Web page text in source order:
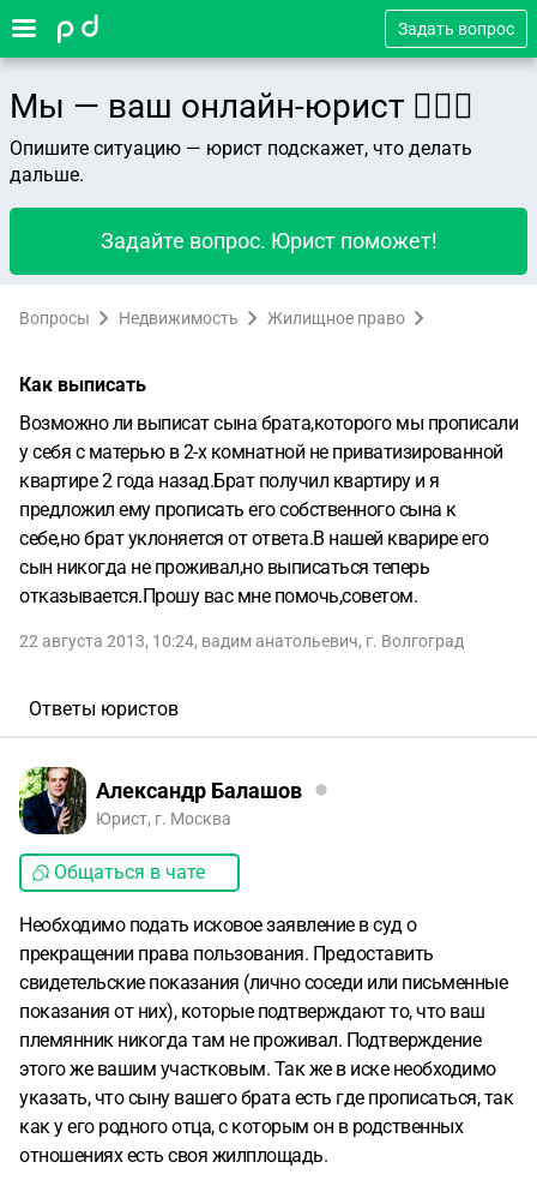
Задать вопрос
Мы — ваш онлайн-юрист 👨🏻‍⚖️
Опишите ситуацию — юрист подскажет, что делать
дальше.
Задайте вопрос. Юрист поможет!
Вопросы Недвижимость Жилищное право
Как выписать
Возможно ли выписат сына брата,которого мы прописали
у себя с матерью в 2-х комнатной не приватизированной
квартире 2 года назад.Брат получил квартиру и я
предложил ему прописать его собственного сына к
себе,но брат уклоняется от ответа.В нашей кварире его
сын никогда не проживал,но выписаться теперь
отказывается.Прошу вас мне помочь,советом.
22 августа 2013, 10:24, вадим анатольевич, г. Волгоград
Ответы юристов
Александр Балашов
Юрист, г. Москва
Общаться в чате
Необходимо подать исковое заявление в суд о
прекращении права пользования. Предоставить
свидетельские показания (лично соседи или письменные
показания от них), которые подтверждают то, что ваш
племянник никогда там не проживал. Подтверждение
этого же вашим участковым. Так же в иске необходимо
указать, что сыну вашего брата есть где прописаться, так
как у его родного отца, с которым он в родственных
отношениях есть своя жилплощадь.